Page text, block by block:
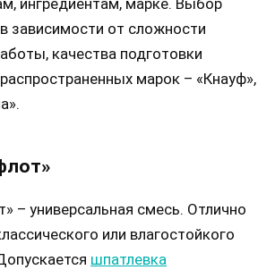
зависимости от сложности
качества подготовки
марок – «Кнауф»,
– универсальная смесь. Отлично
или влагостойкого
шпатлевка